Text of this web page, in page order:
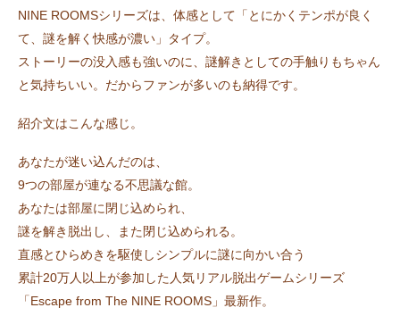
NINE ROOMSシリーズは、体感として「とにかくテンポが良く
て、謎を解く快感が濃い」タイプ。
ストーリーの没入感も強いのに、謎解きとしての手触りもちゃん
と気持ちいい。だからファンが多いのも納得です。
紹介文はこんな感じ。
あなたが迷い込んだのは、
9つの部屋が連なる不思議な館。
あなたは部屋に閉じ込められ、
謎を解き脱出し、また閉じ込められる。
直感とひらめきを駆使しシンプルに謎に向かい合う
累計20万人以上が参加した人気リアル脱出ゲームシリーズ
「Escape from The NINE ROOMS」最新作。